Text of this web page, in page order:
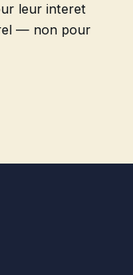
leur interet
— non pour